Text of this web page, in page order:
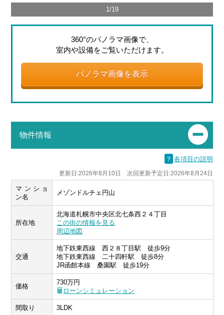
1 /19
360°のパノラマ画像で、
室内や設備をご覧いただけます。
パノラマ画像を表示
物件情報
？ 各項目の説明
更新日:2026年8月10日 次回更新予定日:2026年8月24日
マンショ
ン名
メゾンドルチェ円山
所在地
北海道札幌市中央区北七条西２４丁目
この街の情報を見る
周辺地図
交通
地下鉄東西線 西２８丁目駅 徒歩9分
地下鉄東西線 二十四軒駅 徒歩8分
JR函館本線 桑園駅 徒歩19分
価格
730万円
ローンシミュレーション
間取り 3LDK